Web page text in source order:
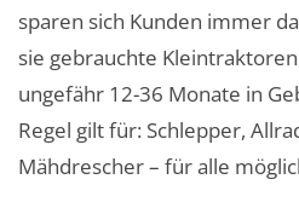
sparen sich Kunden immer
sie gebrauchte
ungefähr 12-36 Monate in
Regel gilt für: Schlepper,
Mähdrescher – für alle